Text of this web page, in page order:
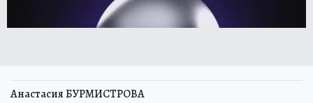
Анастасия БУРМИСТРОВА